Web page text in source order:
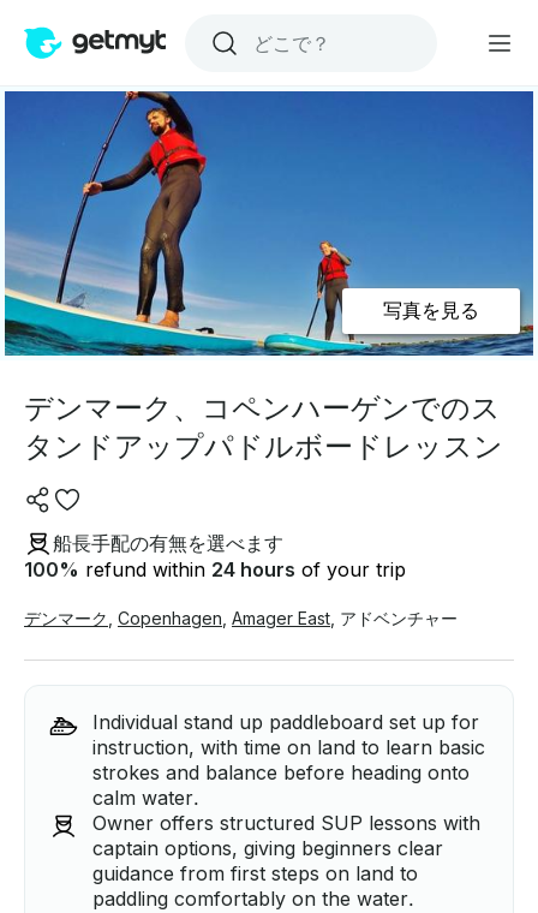
写真を見る
デンマーク、コペンハーゲンでのス
タンドアップパドルボードレッスン
船長手配の有無を選べます
100% refund within 24 hours of your trip
デンマーク Copenhagen Amager East アドベンチャー
Individual stand up paddleboard set up for
instruction, with time on land to learn basic
strokes and balance before heading onto
calm water.
Owner offers structured SUP lessons with
captain options, giving beginners clear
guidance from first steps on land to
paddling comfortably on the water.